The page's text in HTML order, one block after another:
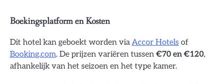
Boekingsplatform en Kosten
Dit hotel kan geboekt worden viaAccor Hotels of
Booking.com. De prijzen variëren tussen €70 en €120,
afhankelijk van het seizoen en het type kamer.